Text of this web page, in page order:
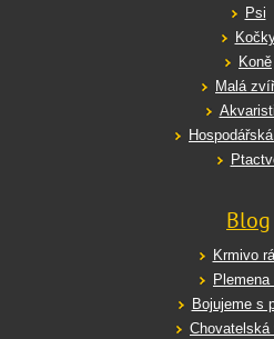
Psi
Koně
Malá
Blog
Krmivo
Plemena
Bojujeme s
Chovatelská